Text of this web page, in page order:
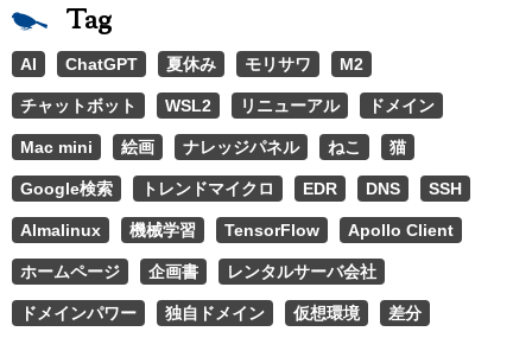
Tag
AI ChatGPT 夏休み モリサワ M2
チャットボット WSL2 リニューアル ドメイン
Mac mini 絵画 ナレッジパネル ねこ 猫
Google検索 トレンドマイクロ EDR DNS SSH
Almalinux 機械学習 TensorFlow Apollo Client
ホームページ 企画書 レンタルサーバ会社
ドメインパワー 独自ドメイン 仮想環境 差分